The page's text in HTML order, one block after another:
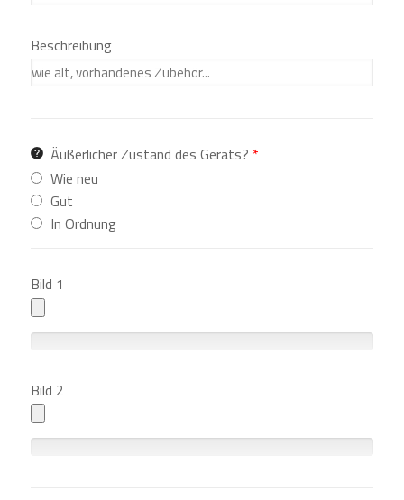
Beschreibung
Äußerlicher Zustand des Geräts? *
Wie neu
Gut
In Ordnung
Bild 1
o
m
Bild 2